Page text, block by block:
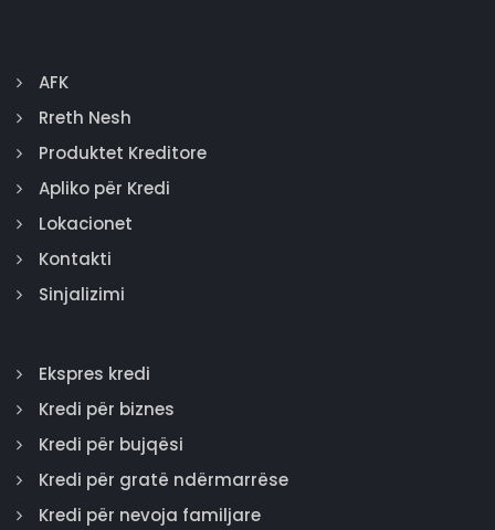
AFK
Rreth Nesh
Produktet Kreditore
Apliko për Kredi
Lokacionet
Kontakti
Sinjalizimi
Ekspres kredi
Kredi për biznes
Kredi për bujqësi
Kredi për gratë ndërmarrëse
Kredi për nevoja familjare